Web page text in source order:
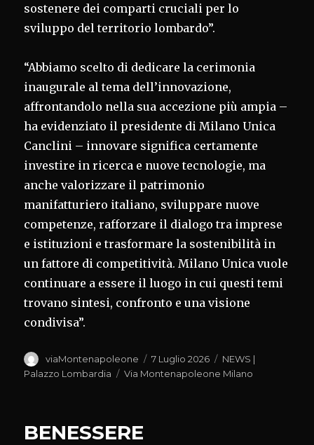
sostenere dei comparti cruciali per lo
sviluppo del territorio lombardo”.
“Abbiamo scelto di dedicare la cerimonia
inaugurale al tema dell’innovazione,
affrontandolo nella sua accezione più ampia –
ha evidenziato il presidente di Milano Unica
Canclini – innovare significa certamente
investire in ricerca e nuove tecnologie, ma
anche valorizzare il patrimonio
manifatturiero italiano, sviluppare nuove
competenze, rafforzare il dialogo tra imprese
e istituzioni e trasformare la sostenibilità in
un fattore di competitività. Milano Unica vuole
continuare a essere il luogo in cui questi temi
trovano sintesi, confronto e una visione
condivisa”.
Autore
viaMontenapoleone
Pubblicato
il
7 Luglio 2026 Categorie
NEWS |
Palazzo Lombardia
Tag
Via Montenapoleone Milano
BENESSERE